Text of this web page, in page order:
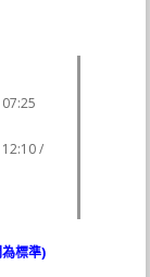
/
標準)